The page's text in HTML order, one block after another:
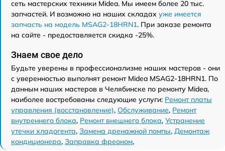
сеть мастерских техники Midea. Мы имеем более 20 тыс.
запчастей. И возможно на наших складах уже имеется
запчасть на модель MSAG2-18HRN1. При заказе ремонта
на сайте - предоставляется скидка -25%.
Знаем свое дело
Будьте уверены в профессионализме наших мастеров - они
с уверенностью выполнят ремонт Midea MSAG2-18HRN1. По
данным наших мастеров в Челябинске по ремонту Midea,
наиболее востребованы следующие услуги: Ремонт платы
управления (восстановление), Обслуживание, Ремонт
внутреннего блока, Ремонт внешнего блока, Устранение
утечки хладогента, Замена дренажной помпы, Демонтаж
кондиционера, Заправка фреоном,